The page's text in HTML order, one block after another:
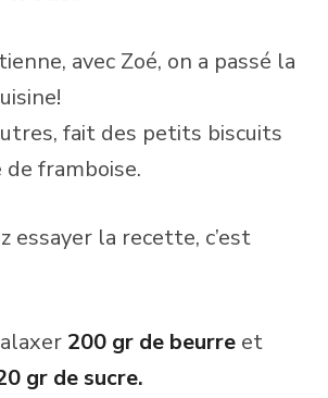
avec Zoé, on a passé la
fait des petits biscuits
framboise.
essayer la recette, c’est
200 gr de beurre et
gr de sucre.